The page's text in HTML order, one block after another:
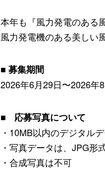
本年も『⾵⼒発電のある
⾵⼒発電機のある美しい
■ 募集期間
2026年6⽉29⽇〜2026年
■   応募写真について
・10MB以内のデジタル
・写真データは、JPG形
・合成写真は不可